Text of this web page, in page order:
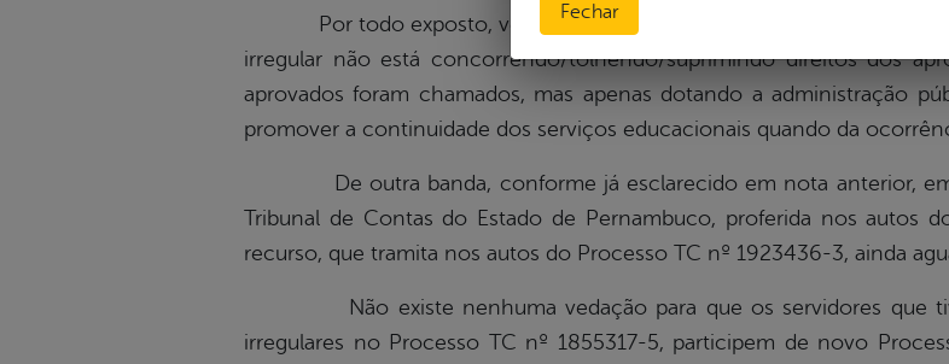
Por todo exposto, vem-se esclarecer que as contratações
irregular não está concorrendo/tolhendo/suprimindo direitos dos
aprovados foram chamados, mas apenas dotando a administração
promover a continuidade dos serviços educacionais quando da
De outra banda, conforme já esclarecido em nota anterior,
Tribunal de Contas do Estado de Pernambuco, proferida nos autos
recurso, que tramita nos autos do Processo TC nº 1923436-3, ainda
Não existe nenhuma vedação para que os servidores que
irregulares no Processo TC nº 1855317-5, participem de novo
Fechar